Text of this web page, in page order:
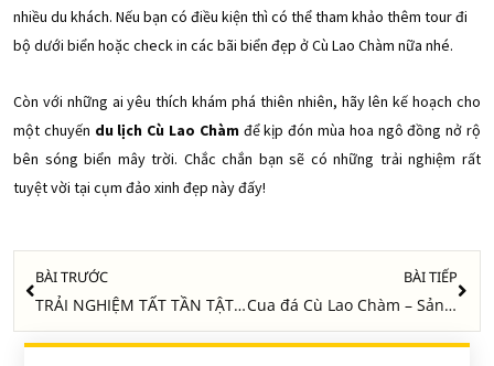
nhiều du khách. Nếu bạn có điều kiện thì có thể tham khảo thêm tour đi
bộ dưới biển hoặc check in các bãi biển đẹp ở Cù Lao Chàm nữa nhé.
Còn với những ai yêu thích khám phá thiên nhiên, hãy lên kế hoạch cho
một chuyến du lịch Cù Lao Chàm để kịp đón mùa hoa ngô đồng nở rộ
bên sóng biển mây trời. Chắc chắn bạn sẽ có những trải nghiệm rất
tuyệt vời tại cụm đảo xinh đẹp này đấy!
Prev
BÀI TRƯỚC
TRẢI NGHIỆM TẤT TẦN TẬT ĐẶC SẢN CÙ LAO CHÀM
BÀI TIẾP
Cua đá Cù Lao Chàm – Sản vật quý của núi rừng